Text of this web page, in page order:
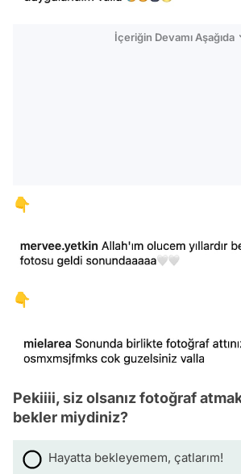
İçeriğin Devamı Aşağıda
👇
👇
Pekiiii, siz olsanız fotoğraf
bekler miydiniz?
Hayatta bekleyemem, çatlarım!